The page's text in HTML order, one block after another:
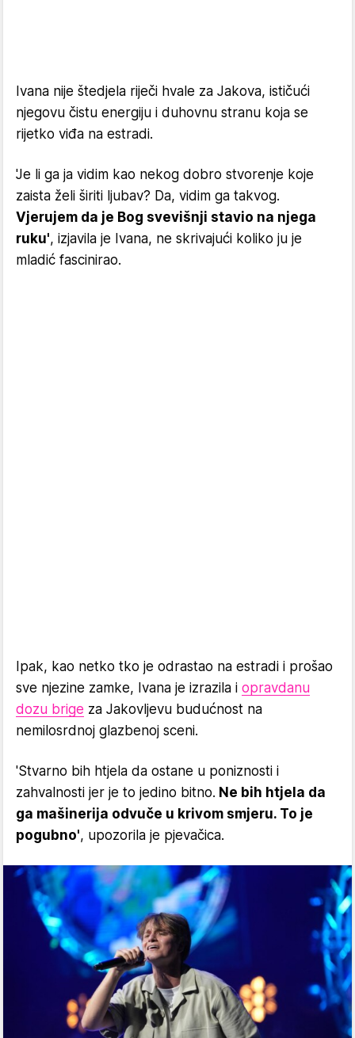
Ivana nije štedjela riječi hvale za Jakova, ističući
njegovu čistu energiju i duhovnu stranu koja se
rijetko viđa na estradi.
'Je li ga ja vidim kao nekog dobro stvorenje koje
zaista želi širiti ljubav? Da, vidim ga takvog.
Vjerujem da je Bog svevišnji stavio na njega
ruku', izjavila je Ivana, ne skrivajući koliko ju je
mladić fascinirao.
Ipak, kao netko tko je odrastao na estradi i prošao
sve njezine zamke, Ivana je izrazila i opravdanu
dozu brige za Jakovljevu budućnost na
nemilosrdnoj glazbenoj sceni.
'Stvarno bih htjela da ostane u poniznosti i
zahvalnosti jer je to jedino bitno. Ne bih htjela da
ga mašinerija odvuče u krivom smjeru. To je
pogubno', upozorila je pjevačica.